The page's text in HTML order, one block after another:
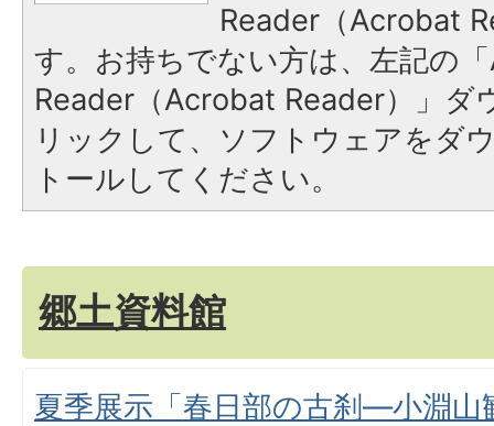
Reader（Acrobat
す。お持ちでない方は、左記の
Reader（Acrobat Reader）」ダ
リックして、ソフトウェアをダ
トールしてください。
郷土資料館
夏季展示「春日部の古刹―小淵山